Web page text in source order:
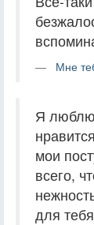
Мне
Я
мои
всего,
для